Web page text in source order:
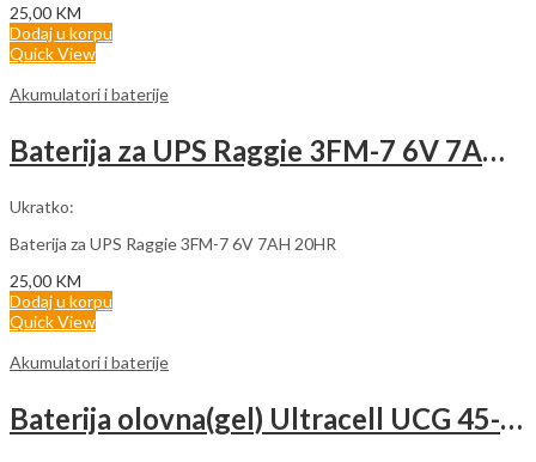
25,00 KM
Dodaj u korpu
Quick View
Akumulatori i baterije
Baterija za UPS Raggie 3FM-7 6V 7AH 20HR
Ukratko:
Baterija za UPS Raggie 3FM-7 6V 7AH 20HR
25,00 KM
Dodaj u korpu
Quick View
Akumulatori i baterije
Baterija olovna(gel) Ultracell UCG 45-12(12V 45AH/10HR)